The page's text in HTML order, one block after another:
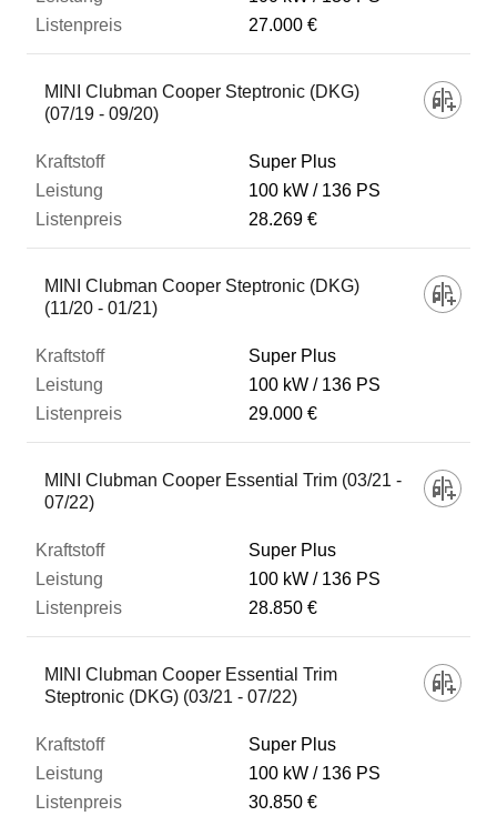
27.000 €
MINI Clubman Cooper Steptronic (DKG)
(07/19 - 09/20)
Super Plus
100 kW
136 PS
28.269 €
MINI Clubman Cooper Steptronic (DKG)
(11/20 - 01/21)
Super Plus
100 kW
136 PS
29.000 €
MINI Clubman Cooper Essential Trim (03/21 -
07/22)
Super Plus
100 kW
136 PS
28.850 €
MINI Clubman Cooper Essential Trim
Steptronic (DKG) (03/21 - 07/22)
Super Plus
100 kW
136 PS
30.850 €